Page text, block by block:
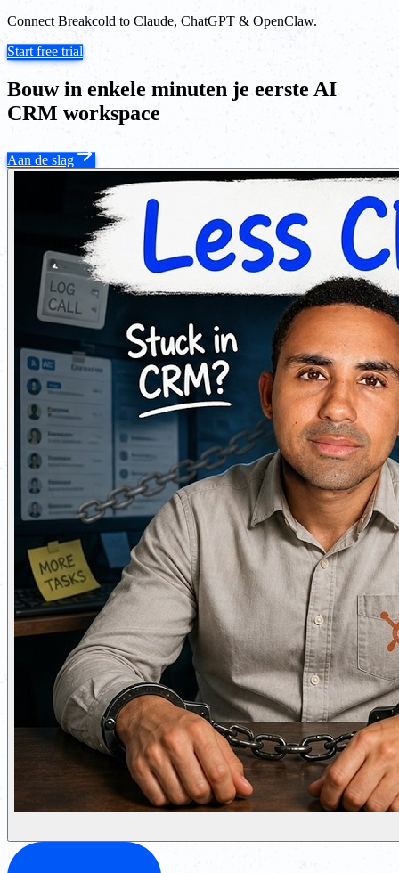
Connect Breakcold to Claude, ChatGPT & OpenClaw.
Start free trial
Bouw in enkele minuten je eerste AI
CRM workspace
Aan de slag